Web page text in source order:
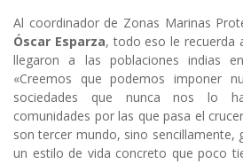
Al coordinador de Zonas Marinas
Óscar Esparza, todo eso le recuerda
llegaron a las poblaciones indias
«Creemos que podemos imponer
sociedades que nunca nos lo
comunidades por las que pasa el
son tercer mundo, sino sencillamente,
un estilo de vida concreto que poco